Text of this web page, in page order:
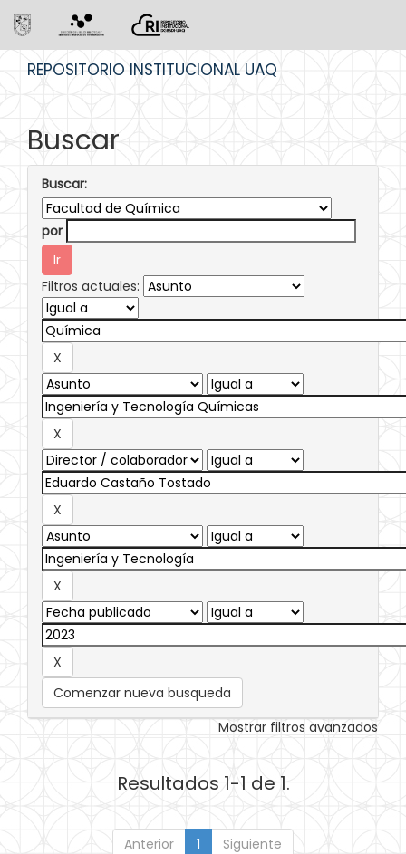
REPOSITORIO INSTITUCIONAL UAQ
Buscar
Buscar:
por
Filtros actuales:
Comenzar nueva busqueda
Mostrar filtros avanzados
Resultados 1-1 de 1.
Anterior 1 Siguiente